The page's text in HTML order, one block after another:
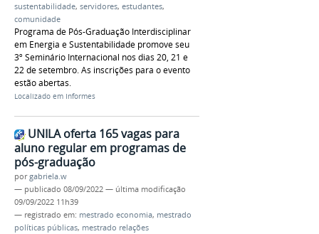
sustentabilidade, servidores, estudantes,
comunidade
Programa de Pós-Graduação Interdisciplinar
em Energia e Sustentabilidade promove seu
3º Seminário Internacional nos dias 20, 21 e
22 de setembro. As inscrições para o evento
estão abertas.
Localizado em Informes
UNILA oferta 165 vagas para
aluno regular em programas de
pós-graduação
porgabriela.w
— publicado 08/09/2022 — última modificação
09/09/2022 11h39
— registrado em: mestrado economia, mestrado
políticas públicas, mestrado relações